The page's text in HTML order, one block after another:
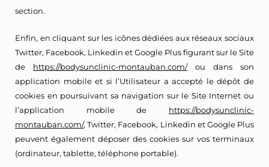
section.
Enfin, en cliquant sur les icônes dédiées aux réseaux sociaux
Twitter, Facebook, Linkedin et Google Plus figurant sur le Site
de https://bodysunclinic-montauban.com/ou dans son
application mobile et si l’Utilisateur a accepté le dépôt de
cookies en poursuivant sa navigation sur le Site Internet ou
l’application mobile de https://bodysunclinic-
montauban.com/, Twitter, Facebook, Linkedin et Google Plus
peuvent également déposer des cookies sur vos terminaux
(ordinateur, tablette, téléphone portable).